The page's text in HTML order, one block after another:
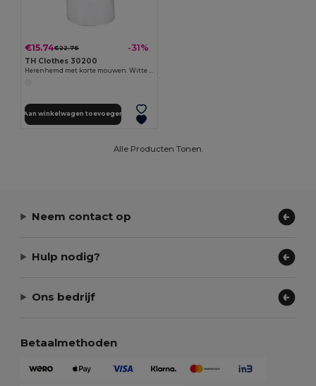
€15.74€22.76 -31%
TH Clothes 30200
Aan winkelwagen toevoegen
Alle Producten Tonen.
Neem contact op
Hulp nodig?
Ons bedrijf
Betaalmethoden